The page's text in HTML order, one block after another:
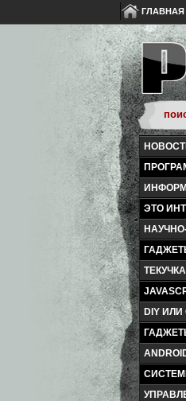
ГЛАВНАЯ
ЭТО
ТЕКУЧКА
DIY